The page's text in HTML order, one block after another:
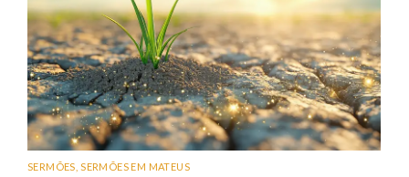
SERMÕES SERMÕES EM MATEUS